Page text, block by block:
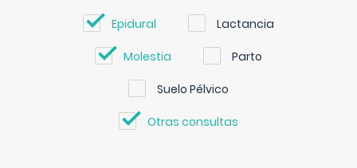
Epidural Lactancia
Molestia Parto
Suelo Pélvico
Otras consultas